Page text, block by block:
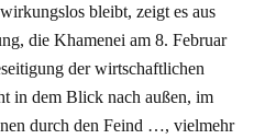
bleibt, zeigt es aus
die Khamenei am 8. Februar
der wirtschaftlichen
in dem Blick nach außen, im
durch den Feind …, vielmehr